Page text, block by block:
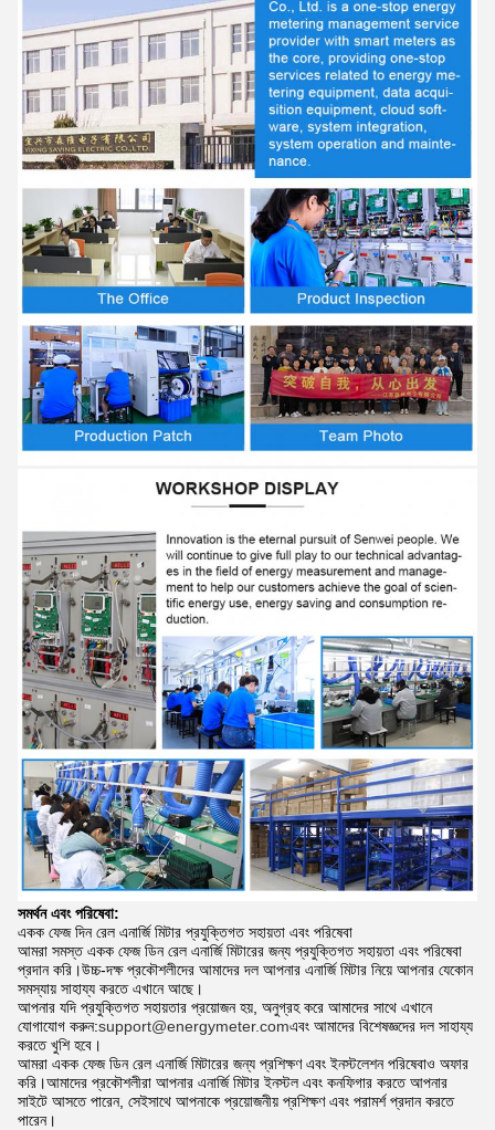
সমর্থন এবং পরিষেবা:
একক ফেজ দিন রেল এনার্জি মিটার প্রযুক্তিগত সহায়তা এবং পরিষেবা
আমরা সমস্ত একক ফেজ ডিন রেল এনার্জি মিটারের জন্য প্রযুক্তিগত সহায়তা এবং পরিষেবা
প্রদান করি।উচ্চ-দক্ষ প্রকৌশলীদের আমাদের দল আপনার এনার্জি মিটার নিয়ে আপনার যেকোন
সমস্যায় সাহায্য করতে এখানে আছে।
আপনার যদি প্রযুক্তিগত সহায়তার প্রয়োজন হয়, অনুগ্রহ করে আমাদের সাথে এখানে
যোগাযোগ করুন:support@energymeter.comএবং আমাদের বিশেষজ্ঞদের দল সাহায্য
করতে খুশি হবে।
আমরা একক ফেজ ডিন রেল এনার্জি মিটারের জন্য প্রশিক্ষণ এবং ইনস্টলেশন পরিষেবাও অফার
করি।আমাদের প্রকৌশলীরা আপনার এনার্জি মিটার ইনস্টল এবং কনফিগার করতে আপনার
সাইটে আসতে পারেন, সেইসাথে আপনাকে প্রয়োজনীয় প্রশিক্ষণ এবং পরামর্শ প্রদান করতে
পারেন।